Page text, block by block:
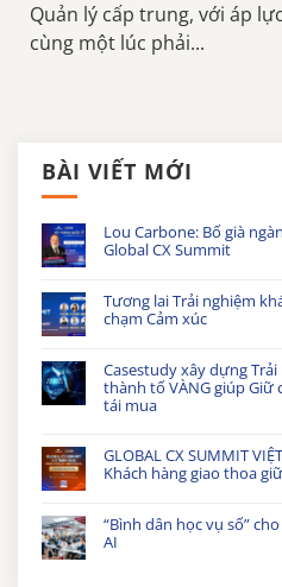
Quản lý cấp trung, với áp
cùng một lúc phải...
BÀI VIẾT MỚI
Lou Carbone: Bố già
Global CX Summit
Tương lai Trải nghiệm
chạm Cảm xúc
Casestudy xây dựng
thành tố VÀNG giúp Giữ
tái mua
GLOBAL CX SUMMIT
Khách hàng giao thoa
“Bình dân học vụ số”
AI